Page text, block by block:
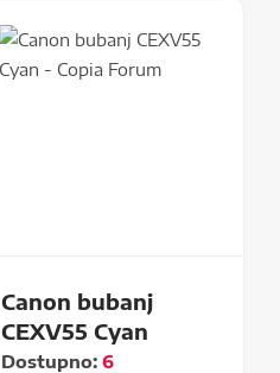
Canon bubanj
CEXV55 Cyan
Dostupno:6